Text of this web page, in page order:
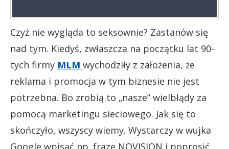
Czyż nie wygląda to seksownie? Zastanów się
nad tym. Kiedyś, zwłaszcza na początku lat 90-
tych firmy MLM wychodziły z założenia, że
reklama i promocja w tym biznesie nie jest
potrzebna. Bo zrobią to „nasze” wielbłądy za
pomocą marketingu sieciowego. Jak się to
skończyło, wszyscy wiemy. Wystarczy w wujka
Google wpisać np. frazę NOVISION i poprosić